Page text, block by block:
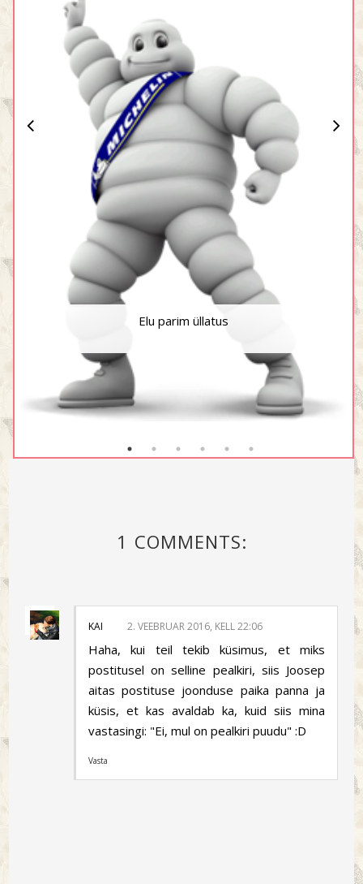
Elu parim üllatus
1 COMMENTS:
KAI 2. VEEBRUAR 2016, KELL 22:06
Haha, kui teil tekib küsimus, et miks
postitusel on selline pealkiri, siis Joosep
aitas postituse joonduse paika panna ja
küsis, et kas avaldab ka, kuid siis mina
vastasingi: "Ei, mul on pealkiri puudu" :D
Vasta